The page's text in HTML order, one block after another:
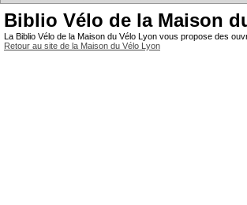
Biblio Vélo de la Maison
La Biblio Vélo de la Maison du Vélo Lyon vous propose des
Retour au site de la Maison du Vélo Lyon